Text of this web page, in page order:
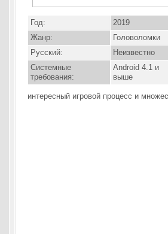
Год:
2019
Жанр:
Головоломки
Русский:
Неизвестно
Системные
требования:
Android 4.1 и
выше
интересный игровой процесс и